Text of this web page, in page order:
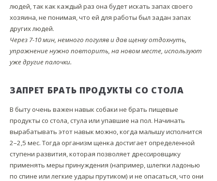
людей, так как каждый раз она будет искать запах своего
хозяина, не понимая, что ей для работы был задан запах
других людей.
Через 7-10 мин, немного погуляв и дав щенку отдохнуть,
упражнение нужно повторить, на новом месте, используют
уже другие палочки.
ЗАПРЕТ БРАТЬ ПРОДУКТЫ СО СТОЛА
В быту очень важен навык собаки не брать пищевые
продукты со стола, стула или упавшие на пол. Начинать
вырабатывать этот навык можно, когда малышу исполнится
2–2,5 мес. Тогда организм щенка достигает определенной
ступени развития, которая позволяет дрессировщику
применять меры принуждения (например, шлепки ладонью
по спине или легкие удары прутиком) и не опасаться, что они